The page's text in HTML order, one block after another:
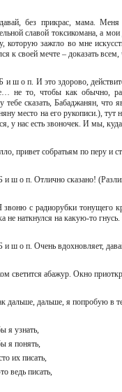
без прикрас, мама. Меня
славой токсикомана, а
которую зажгло во мне
к своей мечте – доказать
и ш о п. И это здорово,
не то, чтобы как обычно,
тебе сказать, Бабаджанян,
место на его рукописи.),
у нас есть звоночек. И мы,
привет собратьям по перу и
и ш о п. Отлично сказано!
с радиорубки тонущего
не наткнулся на какую-то
и ш о п. Очень вдохновляет,
светится абажур. Окно
дальше, дальше, я попробую в
я узнать,
я понять,
их писать,
ведь писать,